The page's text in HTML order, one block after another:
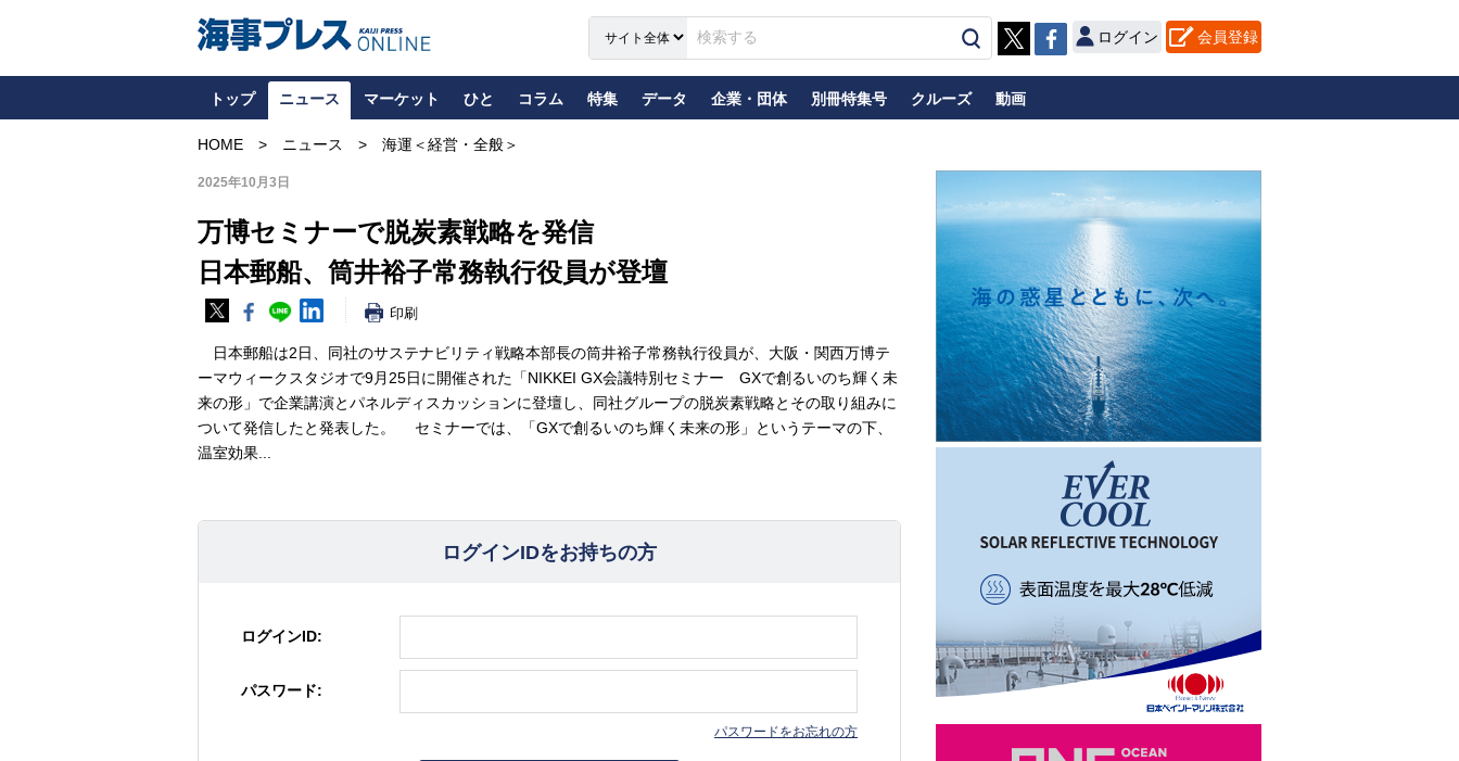
ログイン 会員登録
トップ ニュース マーケット ひと コラム 特集 データ 企業・団体 別冊特集号 クルーズ 動画
HOME ニュース 海運＜経営・全般＞
2025年10月3日
万博セミナーで脱炭素戦略を発信
日本郵船、筒井裕子常務執行役員が登壇
印刷
日本郵船は2日、同社のサステナビリティ戦略本部長の筒井裕子常務執行役員が、大阪・関西万博テ
ーマウィークスタジオで9月25日に開催された「NIKKEI GX会議特別セミナー GXで創るいのち輝く未
来の形」で企業講演とパネルディスカッションに登壇し、同社グループの脱炭素戦略とその取り組みに
ついて発信したと発表した。 セミナーでは、「GXで創るいのち輝く未来の形」というテーマの下、
温室効果...
ログインIDをお持ちの方
ログインID:
パスワード:
パスワードをお忘れの方